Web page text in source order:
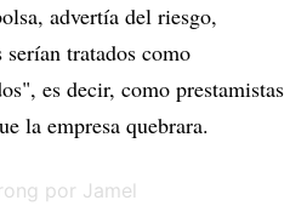
advertía del riesgo,
tratados como
es decir, como prestamistas
la empresa quebrara.